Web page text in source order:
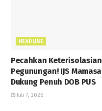
HEADLINE
Pecahkan Keterisolasian
Pegunungan! IJS Mamasa
Dukung Penuh DOB PUS
Juli 7, 2026